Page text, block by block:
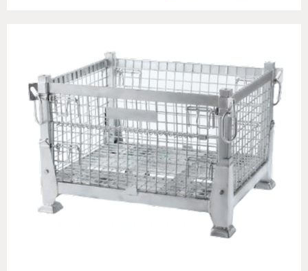
代理店募集
会社情報
お問い合わせ